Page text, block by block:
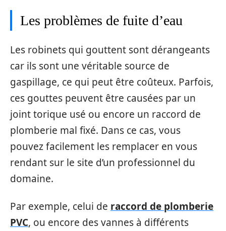
Les problèmes de fuite d’eau
Les robinets qui gouttent sont dérangeants
car ils sont une véritable source de
gaspillage, ce qui peut être coûteux. Parfois,
ces gouttes peuvent être causées par un
joint torique usé ou encore un raccord de
plomberie mal fixé. Dans ce cas, vous
pouvez facilement les remplacer en vous
rendant sur le site d’un professionnel du
domaine.
Par exemple, celui de raccord de plomberie
PVC, ou encore des vannes à différents